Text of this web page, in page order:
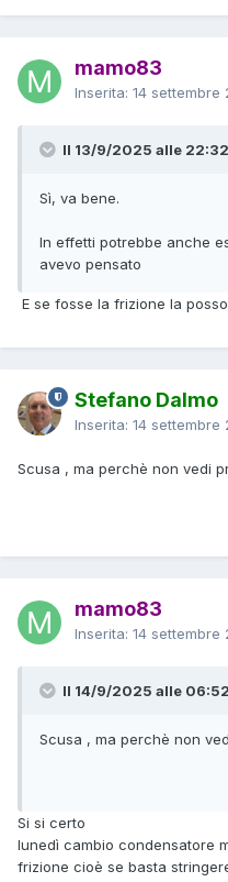
mamo83
Inserita: 14 settembre
Il 13/9/2025 alle
Sì, va bene.
In effetti potrebbe anche
avevo pensato
E se fosse la frizione la
Stefano Dalmo
Inserita: 14 settembre
Scusa , ma perchè non vedi
mamo83
Inserita: 14 settembre
Il 14/9/2025 alle
Scusa , ma perchè non
Si si certo
lunedì cambio condensatore
frizione cioè se basta